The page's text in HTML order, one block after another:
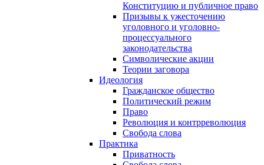
Конституцию и публичное право
Призывы к ужесточению
уголовного и уголовно-
процессуального
законодательства
Символические акции
Теории заговора
Идеология
Гражданское общество
Политический режим
Право
Революция и контрреволюция
Свобода слова
Практика
Приватность